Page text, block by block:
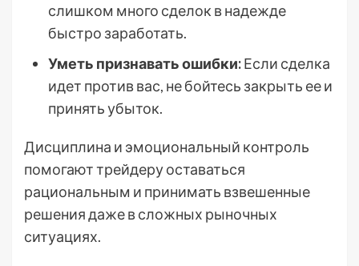
слишком много сделок в надежде
быстро заработать.
Уметь признавать ошибки:Если сделка
идет против вас, не бойтесь закрыть ее и
принять убыток.
Дисциплина и эмоциональный контроль
помогают трейдеру оставаться
рациональным и принимать взвешенные
решения даже в сложных рыночных
ситуациях.